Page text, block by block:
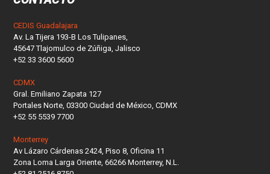
CEDIS Guadalajara
Av. La Tijera 193-B Los Tulipanes,
45647 Tlajomulco de Zúñiga, Jalisco
+52 33 3600 5600
CDMX
Gral. Emiliano Zapata 127
Portales Norte, 03300 Ciudad de México, CDMX
+52 55 5539 7700
Monterrey
Av Lázaro Cárdenas 2424, Piso 8, Oficina 11
Zona Loma Larga Oriente, 66266 Monterrey, N.L.